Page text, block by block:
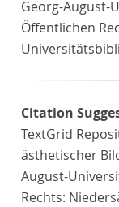
Georg-August-
Öffentlichen
Citation
TextGrid
ästhetischer
August-
Rechts: